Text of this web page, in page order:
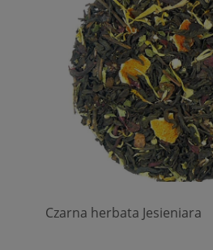
Czarna herbata Jesieniara